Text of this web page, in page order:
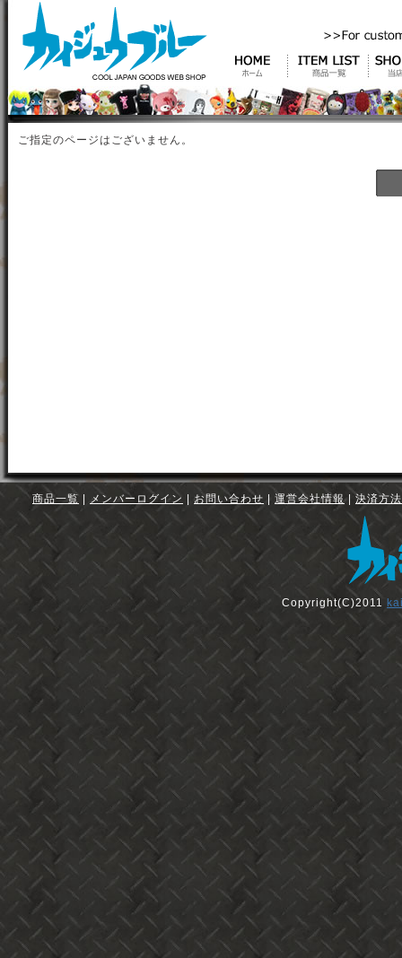
ご指定のページはございません。
商品一覧 メンバーログイン お問い合わせ 運営会社情報| 決済方
Copyright(C)2011